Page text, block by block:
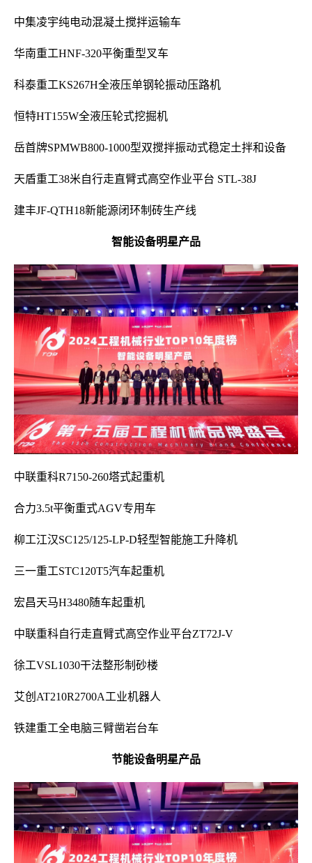
中集凌宇纯电动混凝土搅拌运输车
华南重工HNF-320平衡重型叉车
科泰重工KS267H全液压单钢轮振动压路机
恒特HT155W全液压轮式挖掘机
岳首牌SPMWB800-1000型双搅拌振动式稳定土拌和设备
天盾重工38米自行走直臂式高空作业平台 STL-38J
建丰JF-QTH18新能源闭环制砖生产线
智能设备明星产品
中联重科R7150-260塔式起重机
合力3.5t平衡重式AGV专用车
柳工江汉SC125/125-LP-D轻型智能施工升降机
三一重工STC120T5汽车起重机
宏昌天马H3480随车起重机
中联重科自行走直臂式高空作业平台ZT72J-V
徐工VSL1030干法整形制砂楼
艾创AT210R2700A工业机器人
铁建重工全电脑三臂凿岩台车
节能设备明星产品